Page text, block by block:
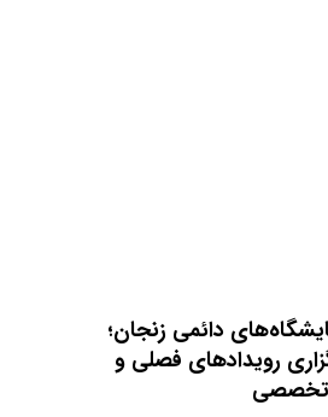
دائمی زنجان؛
رویدادهای فصلی و
تخصصی